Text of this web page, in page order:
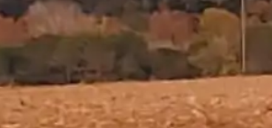
Porque para muchos de nosotros…eran TODO.